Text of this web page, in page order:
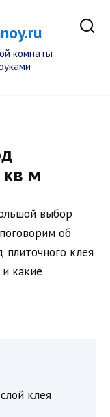
комнаты
кв м
выбор
об
плиточного клея
какие
клея